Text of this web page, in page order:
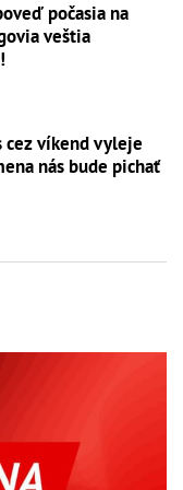
počasia na
veštia
cez víkend vyleje
nás bude pichať